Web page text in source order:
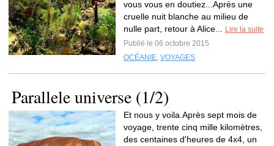
vous vous en doutiez...Après une
cruelle nuit blanche au milieu de
nulle part, retour à Alice...
Lire la suite
Publié le 06 octobre 2015
OCÉANIE, VOYAGES
Parallele universe (1/2)
Et nous y voila.Après sept mois de
voyage, trente cinq mille kilomètres,
des centaines d'heures de 4x4, un